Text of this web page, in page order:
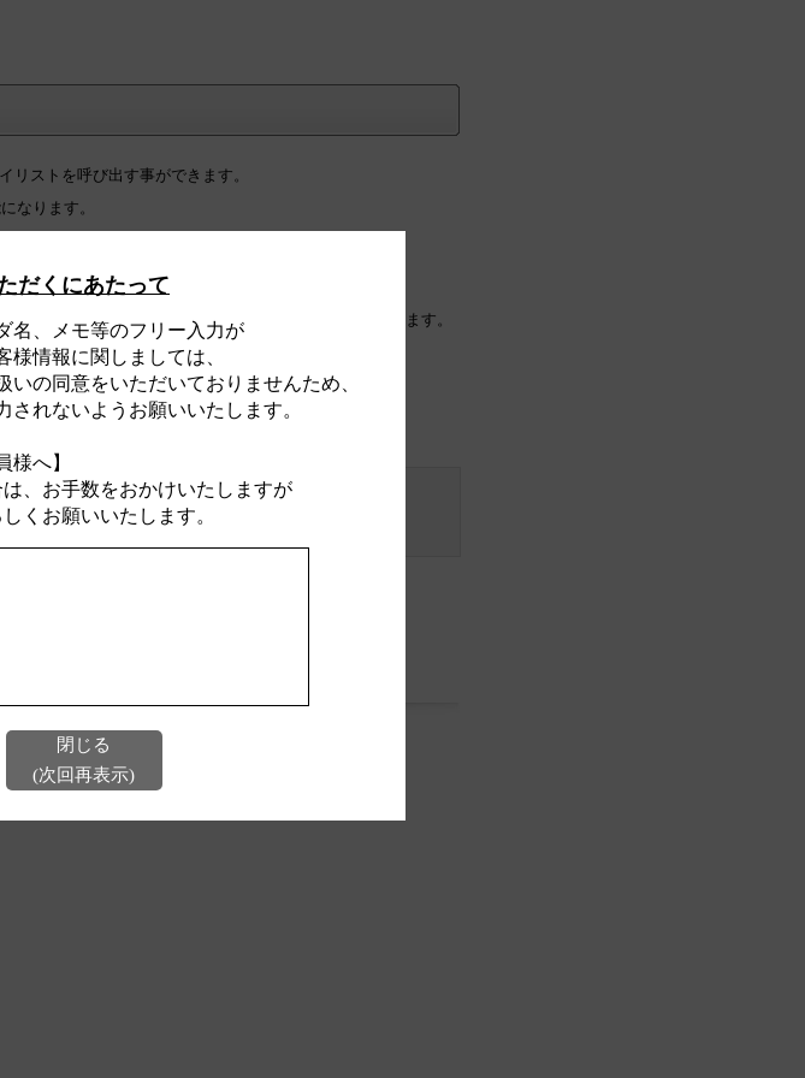
ストを呼び出す事ができます。
なります。
グインが完了した時点で、
用マイリストとして『自動的』に紐付け（移動）されます。
、閲覧可能なリストです。
す。
を表示しない
だくにあたって
名、メモ等のフリー入力が
情報に関しましては、
の同意をいただいておりませんため、
れないようお願いいたします。
様へ】
、お手数をおかけいたしますが
くお願いいたします。
閉じる
(次回再表示)